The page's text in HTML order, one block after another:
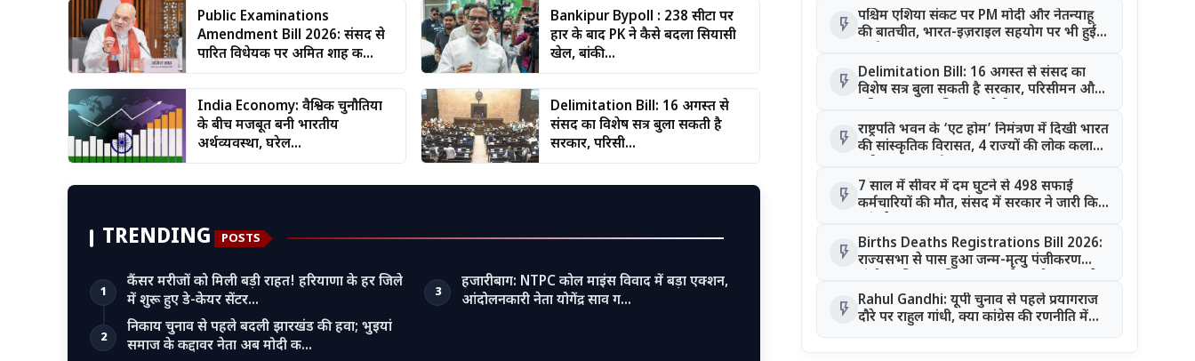
Public Examinations
Amendment Bill 2026: संसद से
पारित विधेयक पर अमित शाह क...
Bankipur Bypoll : 238 सीटों पर
हार के बाद PK ने कैसे बदला सियासी
खेल, बांकी...
India Economy: वैश्विक चुनौतियों
के बीच मजबूत बनी भारतीय
अर्थव्यवस्था, घरेल...
Delimitation Bill: 16 अगस्त से
संसद का विशेष सत्र बुला सकती है
सरकार, परिसी...
TRENDING POSTS
1
कैंसर मरीजों को मिली बड़ी राहत! हरियाणा के हर जिले
में शुरू हुए डे-केयर सेंटर…
2
निकाय चुनाव से पहले बदली झारखंड की हवा; भुइयां
समाज के कद्दावर नेता अब मोदी क…
3
हजारीबाग: NTPC कोल माइंस विवाद में बड़ा एक्शन,
आंदोलनकारी नेता योगेंद्र साव ग…
ताकत हुई और मजबूत
flash_on पश्चिम एशिया संकट पर PM मोदी और नेतन्याहू
की बातचीत, भारत-इज़राइल सहयोग पर भी हुई
flash_on Delimitation Bill: 16 अगस्त से संसद का
विशेष सत्र बुला सकती है सरकार, परिसीमन और
flash_on राष्ट्रपति भवन के ‘एट होम’ निमंत्रण में दिखी भारत
की सांस्कृतिक विरासत, 4 राज्यों की लोक कला
flash_on 7 साल में सीवर में दम घुटने से 498 सफाई
कर्मचारियों की मौत, संसद में सरकार ने जारी किए
flash_on Births Deaths Registrations Bill 2026:
राज्यसभा से पास हुआ जन्म-मृत्यु पंजीकरण
कोर्ट का आदेश
flash_on Rahul Gandhi: यूपी चुनाव से पहले प्रयागराज
दौरे पर राहुल गांधी, क्या कांग्रेस की रणनीति में